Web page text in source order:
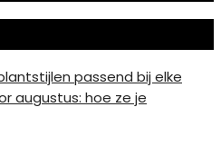
passend bij elke
augustus: hoe ze je